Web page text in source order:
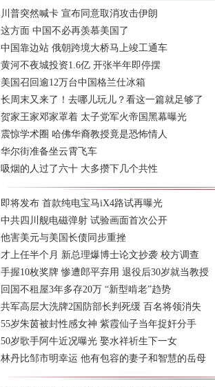
川普突然喊卡 宣布同意取消攻击伊朗
这方面 中国不必再羡慕美国了
中国靠边站 俄朝跨境大桥马上竣工通车
黄河不夜城投资1.6亿 开张半年即停摆
美国召回逾12万台中国格兰仕冰箱
长周末又来了！去哪儿玩儿？看这一篇就足够了
贺家王家邓家罩着 太子党军火帝国黑幕曝光
震惊学术圈 哈佛华裔教授竟是恐怖情人
华尔街准备坐云霄飞车
吸烟的人过了六十 大多攒下几个共性
即将发布 首款纯电宝马iX4路试再曝光
中共四川舰电磁弹射 试验画面首次公开
他害美元与美国长债同步重挫
才上任半个月 新总理爆博士论文抄袭 校方调查
手握10枚奖牌 惨遭郎平弃用 退役后30岁就当教授
回国不租屋3年多存20万 “新型啃老”趋势
共军高层大洗牌2国防部长判死缓 百名将领消失
55岁朱茵被封性感女神 紫霞仙子当年捉奸分手
50岁歌手阿牛近况曝光 娶水祥祈生下一女
林丹比邹市明幸运 他有包容的妻子和智慧的岳母